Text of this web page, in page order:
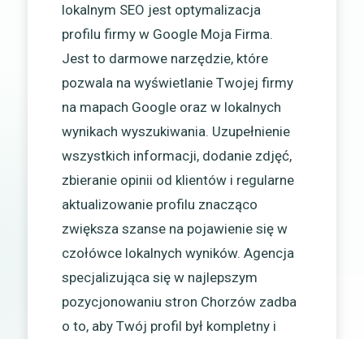
lokalnym SEO jest optymalizacja
profilu firmy w Google Moja Firma.
Jest to darmowe narzędzie, które
pozwala na wyświetlanie Twojej firmy
na mapach Google oraz w lokalnych
wynikach wyszukiwania. Uzupełnienie
wszystkich informacji, dodanie zdjęć,
zbieranie opinii od klientów i regularne
aktualizowanie profilu znacząco
zwiększa szanse na pojawienie się w
czołówce lokalnych wyników. Agencja
specjalizująca się w najlepszym
pozycjonowaniu stron Chorzów zadba
o to, aby Twój profil był kompletny i